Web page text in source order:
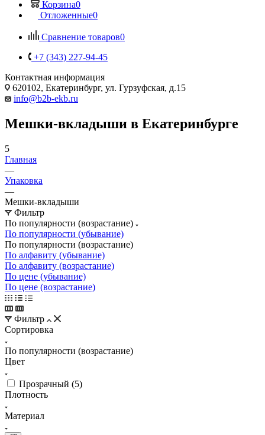
Корзина0
Отложенные0
Сравнение товаров0
+7 (343) 227-94-45
Контактная информация
620102, Екатеринбург, ул. Гурзуфская, д.15
info@b2b-ekb.ru
Мешки-вкладыши в Екатеринбурге
5
Главная
—
Упаковка
—
Мешки-вкладыши
Фильтр
По популярности (возрастание)
По популярности (убывание)
По популярности (возрастание)
По алфавиту (убывание)
По алфавиту (возрастание)
По цене (убывание)
По цене (возрастание)
Фильтр
Сортировка
По популярности (возрастание)
Цвет
Прозрачный (5)
Плотность
Материал